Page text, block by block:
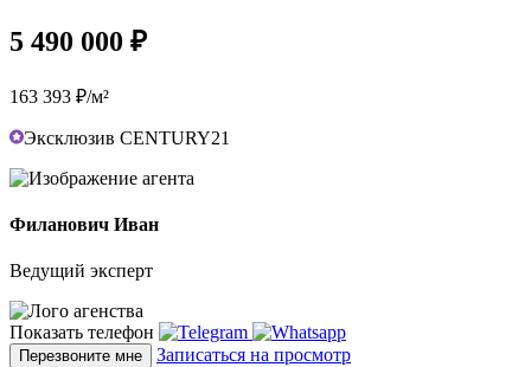
5 490 000 ₽
163 393 ₽/м²
Эксклюзив CENTURY21
Филанович Иван
Ведущий эксперт
Показать телефон
Перезвоните мне
Записаться на просмотр